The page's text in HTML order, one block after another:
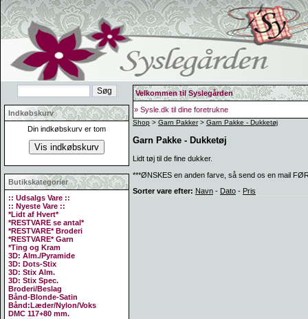
Indkøbskurv
Din indkøbskurv er tom
Butikskategorier
:: Udsalgs Vare ::
:: Nyeste Vare ::
*Lidt af Hvert*
*RESTVARE se antal*
*RESTVARE* Broderi
*RESTVARE* Garn
*Ting og Kram
3D: Alm./Pyramide
3D: Dots-Stix
3D: Stix Alm.
3D: Stix Spec.
Broderi/Beslag
Bånd-Blonde-Satin
Bånd:Læder/Nylon/Voks
DMC 117+80 mm.
Velkommen til Syslegården
» Sysle.dk til dine foretrukne
Shop > Garn Pakker> Garn Pakke - Dukketøj
Garn Pakke - Dukketøj
Lidt tøj til de fine dukker.
***ØNSKES en anden farve, så send os en mail
Sorter vare efter: Navn - Dato - Pris